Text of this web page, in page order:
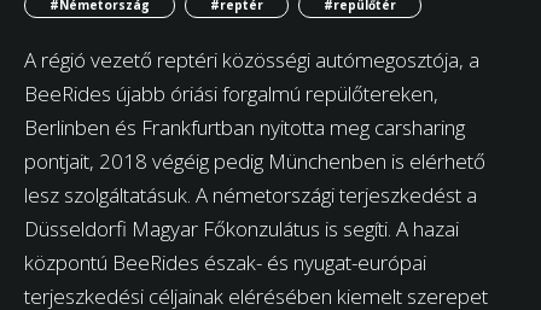
#Németország
#reptér #repülőtér
A régió vezető reptéri közösségi autómegosztója, a
BeeRides újabb óriási forgalmú repülőtereken,
Berlinben és Frankfurtban nyitotta meg carsharing
pontjait, 2018 végéig pedig Münchenben is elérhető
lesz szolgáltatásuk. A németországi terjeszkedést a
Düsseldorfi Magyar Főkonzulátus is segíti. A hazai
központú BeeRides észak- és nyugat-európai
terjeszkedési céljainak elérésében kiemelt szerepet